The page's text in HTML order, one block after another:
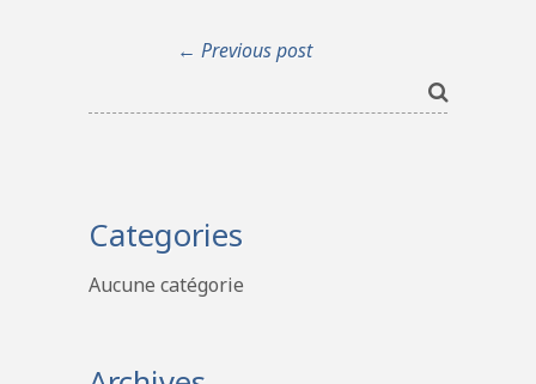
← Previous post
Categories
Aucune catégorie